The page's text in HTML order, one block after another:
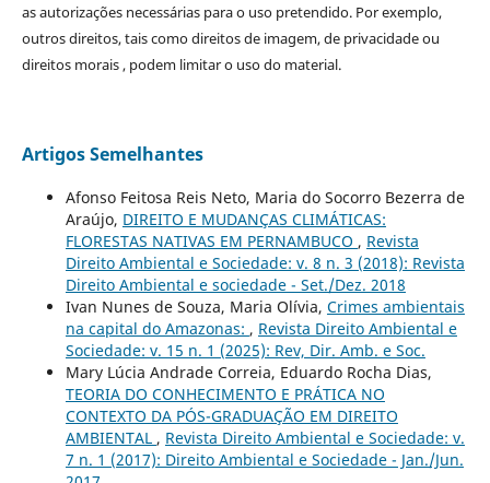
as autorizações necessárias para o uso pretendido. Por exemplo,
outros direitos, tais como direitos de imagem, de privacidade ou
direitos morais , podem limitar o uso do material.
Artigos Semelhantes
Afonso Feitosa Reis Neto, Maria do Socorro Bezerra de
Araújo, DIREITO E MUDANÇAS CLIMÁTICAS:
FLORESTAS NATIVAS EM PERNAMBUCO , Revista
Direito Ambiental e Sociedade: v. 8 n. 3 (2018): Revista
Direito Ambiental e sociedade - Set./Dez. 2018
Ivan Nunes de Souza, Maria Olívia, Crimes ambientais
na capital do Amazonas: , Revista Direito Ambiental e
Sociedade: v. 15 n. 1 (2025): Rev, Dir. Amb. e Soc.
Mary Lúcia Andrade Correia, Eduardo Rocha Dias,
TEORIA DO CONHECIMENTO E PRÁTICA NO
CONTEXTO DA PÓS-GRADUAÇÃO EM DIREITO
AMBIENTAL , Revista Direito Ambiental e Sociedade: v.
7 n. 1 (2017): Direito Ambiental e Sociedade - Jan./Jun.